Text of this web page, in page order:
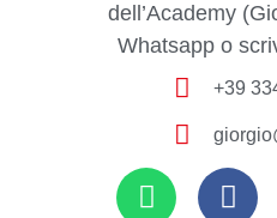
dell’Academy
Whatsapp o
+39